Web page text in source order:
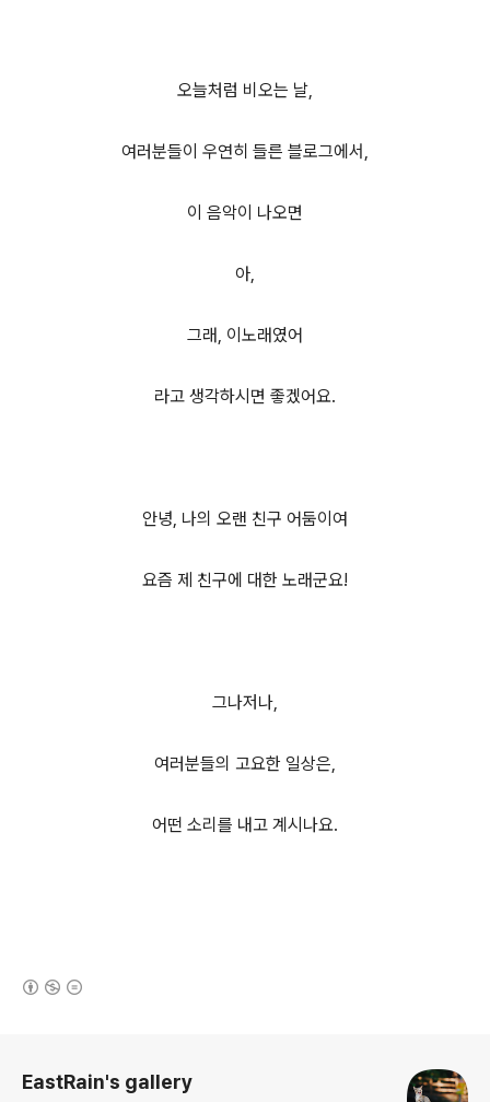
오늘처럼 비오는 날,
여러분들이 우연히 들른 블로그에서,
이 음악이 나오면
아,
그래, 이노래였어
라고 생각하시면 좋겠어요.
안녕, 나의 오랜 친구 어둠이여
요즘 제 친구에 대한 노래군요!
그나저나,
여러분들의 고요한 일상은,
어떤 소리를 내고 계시나요.
EastRain's gallery